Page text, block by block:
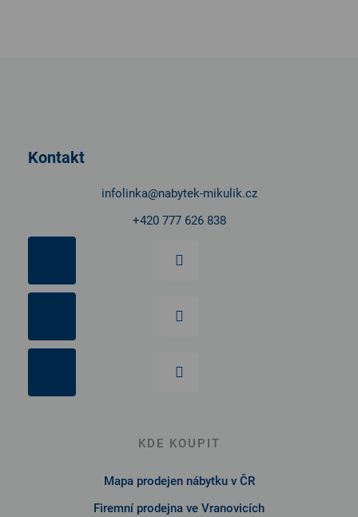
Kontakt
infolinka@nabytek-mikulik.cz
+420 777 626 838
KDE KOUPIT
Mapa prodejen nábytku v ČR
Firemní prodejna ve Vranovicích